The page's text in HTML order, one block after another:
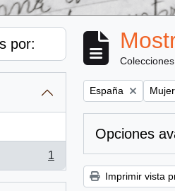
por:
1
Colecciones
Remove filter:
España
Opciones
Imprimir vista